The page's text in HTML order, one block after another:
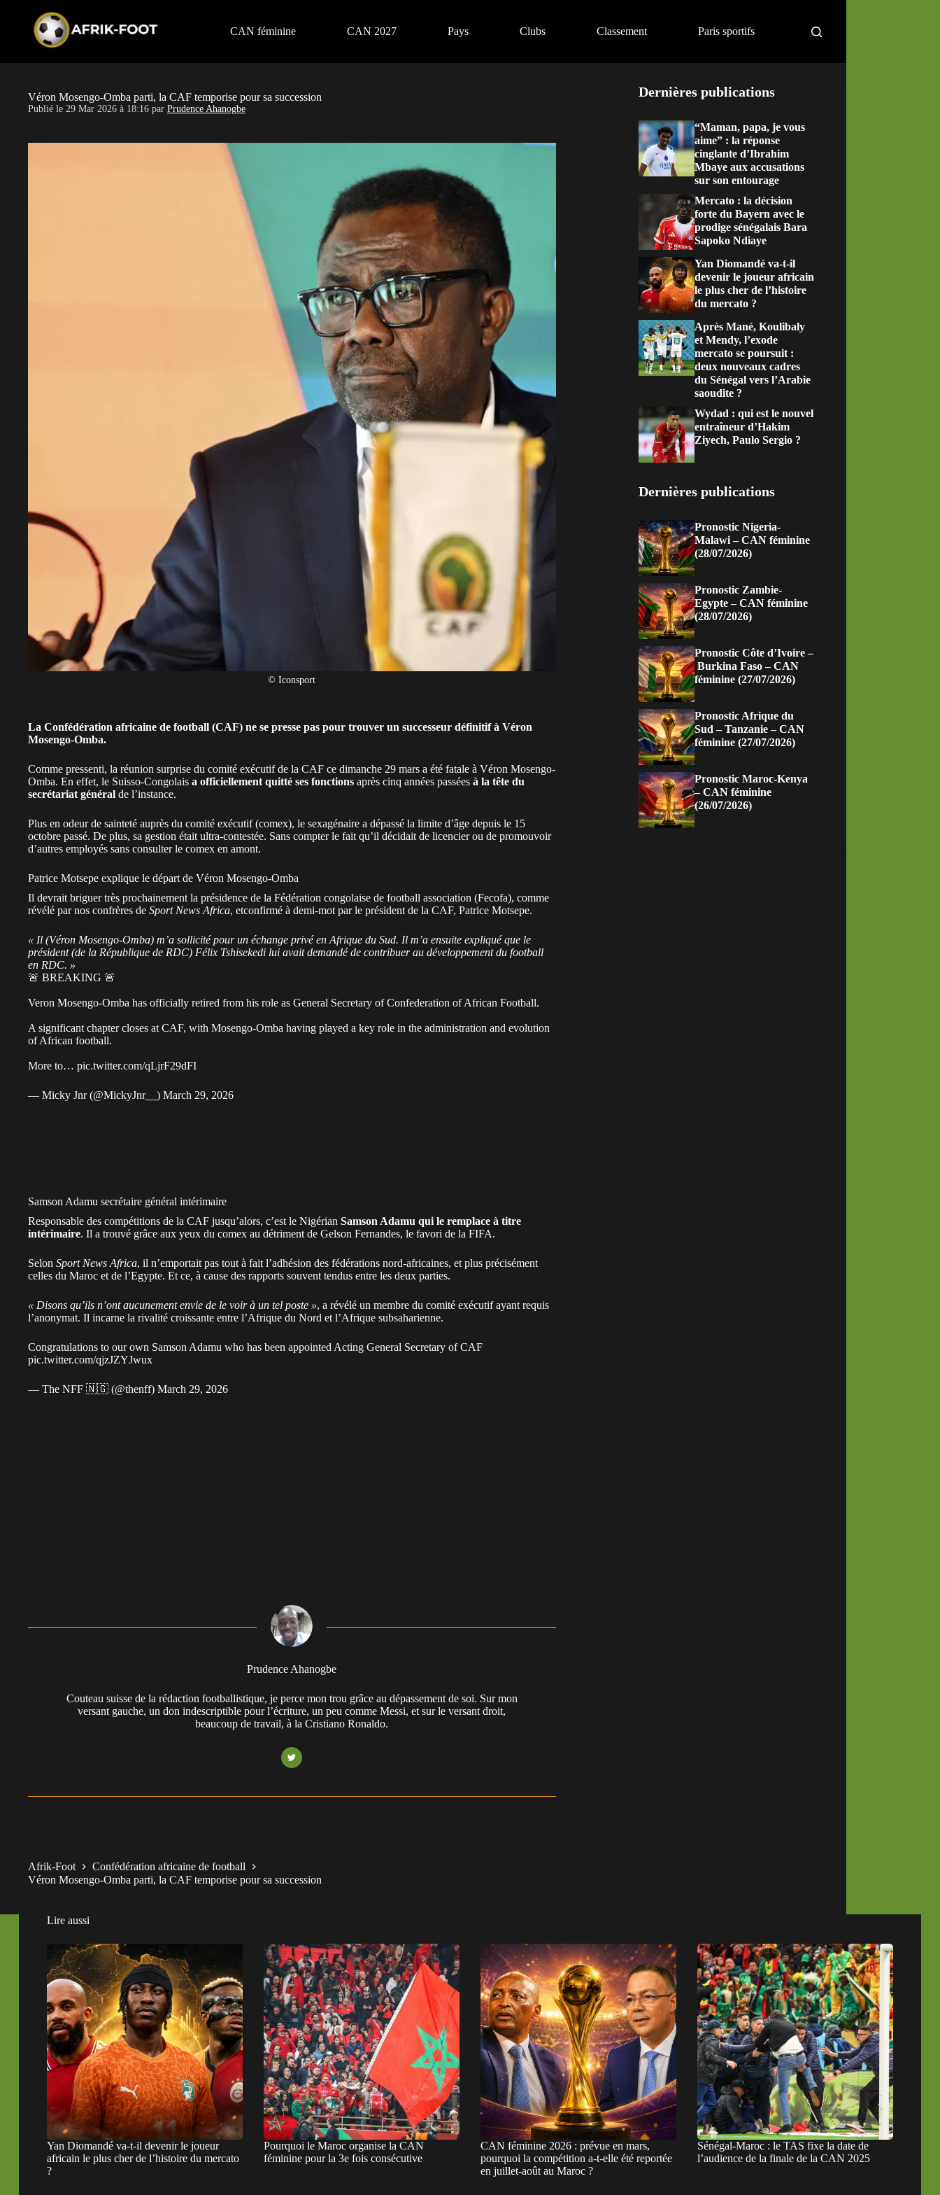
CAN féminine CAN 2027 Pays Clubs Classement Paris sportifs
Véron Mosengo-Omba parti, la CAF temporise pour sa succession
Publié le 29 Mar 2026 à 18:16 par Prudence Ahanogbe
© Iconsport
La Confédération africaine de football (CAF) ne se presse pas pour trouver un successeur définitif à Véron
Mosengo-Omba.
Comme pressenti, la réunion surprise du comité exécutif de la CAF ce dimanche 29 mars a été fatale à Véron Mosengo-
Omba. En effet, le Suisso-Congolais a officiellement quitté ses fonctions après cinq années passées à la tête du
secrétariat général de l’instance.
Plus en odeur de sainteté auprès du comité exécutif (comex), le sexagénaire a dépassé la limite d’âge depuis le 15
octobre passé. De plus, sa gestion était ultra-contestée. Sans compter le fait qu’il décidait de licencier ou de promouvoir
d’autres employés sans consulter le comex en amont.
Patrice Motsepe explique le départ de Véron Mosengo-Omba
Il devrait briguer très prochainement la présidence de la Fédération congolaise de football association (Fecofa), comme
révélé par nos confrères de Sport News Africa, etconfirmé à demi-mot par le président de la CAF, Patrice Motsepe.
« Il (Véron Mosengo-Omba) m’a sollicité pour un échange privé en Afrique du Sud. Il m’a ensuite expliqué que le
président (de la République de RDC) Félix Tshisekedi lui avait demandé de contribuer au développement du football
en RDC. »
🚨 BREAKING 🚨
Veron Mosengo-Omba has officially retired from his role as General Secretary of Confederation of African Football.
A significant chapter closes at CAF, with Mosengo-Omba having played a key role in the administration and evolution
of African football.
More to… pic.twitter.com/qLjrF29dFI
— Micky Jnr (@MickyJnr__) March 29, 2026
Samson Adamu secrétaire général intérimaire
Responsable des compétitions de la CAF jusqu’alors, c’est le Nigérian Samson Adamu qui le remplace à titre
intérimaire. Il a trouvé grâce aux yeux du comex au détriment de Gelson Fernandes, le favori de la FIFA.
Selon Sport News Africa, il n’emportait pas tout à fait l’adhésion des fédérations nord-africaines, et plus précisément
celles du Maroc et de l’Egypte. Et ce, à cause des rapports souvent tendus entre les deux parties.
« Disons qu’ils n’ont aucunement envie de le voir à un tel poste », a révélé un membre du comité exécutif ayant requis
l’anonymat. Il incarne la rivalité croissante entre l’Afrique du Nord et l’Afrique subsaharienne.
Congratulations to our own Samson Adamu who has been appointed Acting General Secretary of CAF
pic.twitter.com/qjzJZYJwux
— The NFF 🇳🇬 (@thenff) March 29, 2026
Prudence Ahanogbe
Couteau suisse de la rédaction footballistique, je perce mon trou grâce au dépassement de soi. Sur mon
versant gauche, un don indescriptible pour l’écriture, un peu comme Messi, et sur le versant droit,
beaucoup de travail, à la Cristiano Ronaldo.
Dernières publications
“Maman, papa, je vous
aime” : la réponse
cinglante d’Ibrahim
Mbaye aux accusations
sur son entourage
Mercato : la décision
forte du Bayern avec le
prodige sénégalais Bara
Sapoko Ndiaye
Yan Diomandé va-t-il
devenir le joueur africain
le plus cher de l’histoire
du mercato ?
Après Mané, Koulibaly
et Mendy, l’exode
mercato se poursuit :
deux nouveaux cadres
du Sénégal vers l’Arabie
saoudite ?
Wydad : qui est le nouvel
entraîneur d’Hakim
Ziyech, Paulo Sergio ?
Dernières publications
Pronostic Nigeria-
Malawi – CAN féminine
(28/07/2026)
Pronostic Zambie-
Egypte – CAN féminine
(28/07/2026)
Pronostic Côte d’Ivoire –
Burkina Faso – CAN
féminine (27/07/2026)
Pronostic Afrique du
Sud – Tanzanie – CAN
féminine (27/07/2026)
Pronostic Maroc-Kenya
– CAN féminine
(26/07/2026)
Afrik-Foot
Confédération africaine de football
Véron Mosengo-Omba parti, la CAF temporise pour sa succession
Lire aussi
Yan Diomandé va-t-il devenir le joueur
africain le plus cher de l’histoire du mercato
?
Pourquoi le Maroc organise la CAN
féminine pour la 3e fois consécutive
CAN féminine 2026 : prévue en mars,
pourquoi la compétition a-t-elle été reportée
en juillet-août au Maroc ?
Sénégal-Maroc : le TAS fixe la date de
l’audience de la finale de la CAN 2025